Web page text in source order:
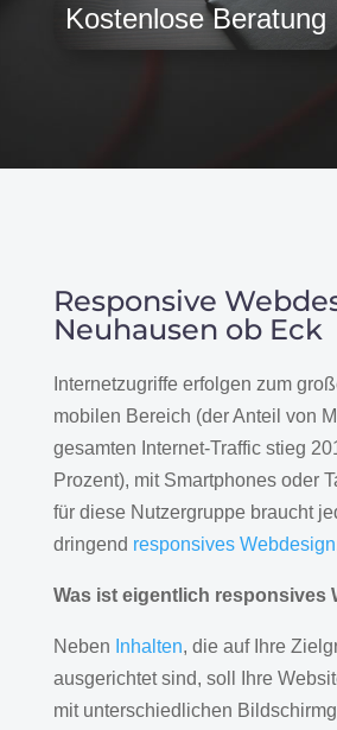
Kostenlose Beratung
Responsive
Neuhausen ob Eck
Internetzugriffe erfolgen zum
mobilen Bereich (der Anteil von
gesamten Internet-Traffic stieg
Prozent), mit Smartphones oder
für diese Nutzergruppe braucht
dringend responsives Webdesign
Was ist eigentlich responsives
Neben Inhalten, die auf Ihre
ausgerichtet sind, soll Ihre
mit unterschiedlichen